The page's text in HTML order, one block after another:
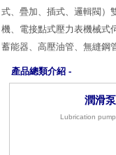
式、疊加、插式、邏輯閥）
機、電接點式壓力表機械式
蓄能器、高壓油管、無縫鋼
產品總類介紹 -
潤滑泵
Lubrication pump